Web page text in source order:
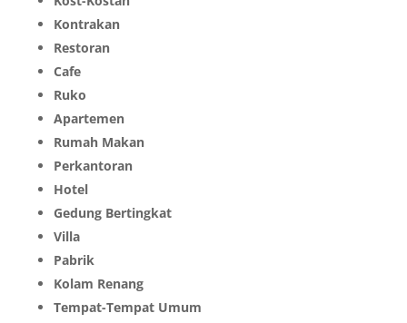
Kontrakan
Restoran
Cafe
Ruko
Apartemen
Rumah Makan
Perkantoran
Hotel
Gedung Bertingkat
Villa
Pabrik
Kolam Renang
Tempat-Tempat Umum